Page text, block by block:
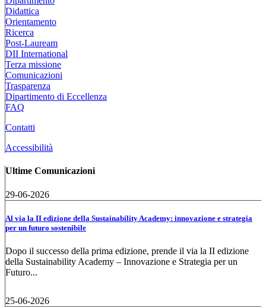
Didattica
Orientamento
Ricerca
Post-Lauream
DII International
Terza missione
Comunicazioni
Trasparenza
Dipartimento di Eccellenza
FAQ
Contatti
Accessibilità
Ultime Comunicazioni
29-06-2026
Al via la II edizione della Sustainability Academy: innovazione e strategia
per un futuro sostenibile
Dopo il successo della prima edizione, prende il via la II edizione
della Sustainability Academy – Innovazione e Strategia per un
Futuro...
25-06-2026